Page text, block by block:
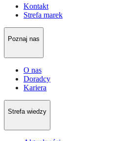
Kontakt
Strefa marek
Poznaj nas
O nas
Doradcy
Kariera
Strefa wiedzy